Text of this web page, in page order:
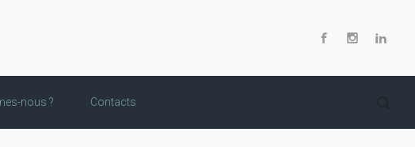
nous ? Contacts